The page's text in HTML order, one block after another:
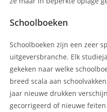
Schoolboeken
Schoolboeken zijn een zeer
uitgeversbranche. Elk
gekeken naar welke
breed scala aan
jaar nieuwe drukken
gecorrigeerd of nieuwe